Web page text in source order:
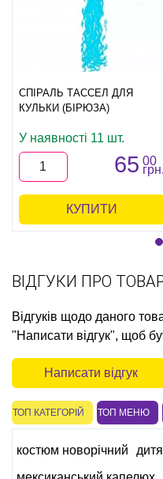
СПІРАЛЬ ТАССЕЛ ДЛЯ
КУЛЬКИ (БІРЮЗА)
У наявності 11 шт.
65 00
грн.
КУПИТИ
ВІДГУКИ ПРО
Відгуків щодо даного
"Написати відгук", щоб
Написати відгук
ТОП КАТЕГОРІЙ ТОП МЕНЮ
костюм новорічний